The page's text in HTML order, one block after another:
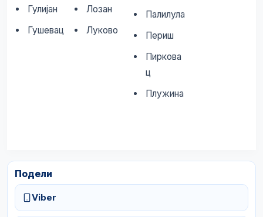
Гулијан
Гушевац
Лозан
Луково
Палилула
Периш
Пиркова
ц
Плужина
Подели
Viber